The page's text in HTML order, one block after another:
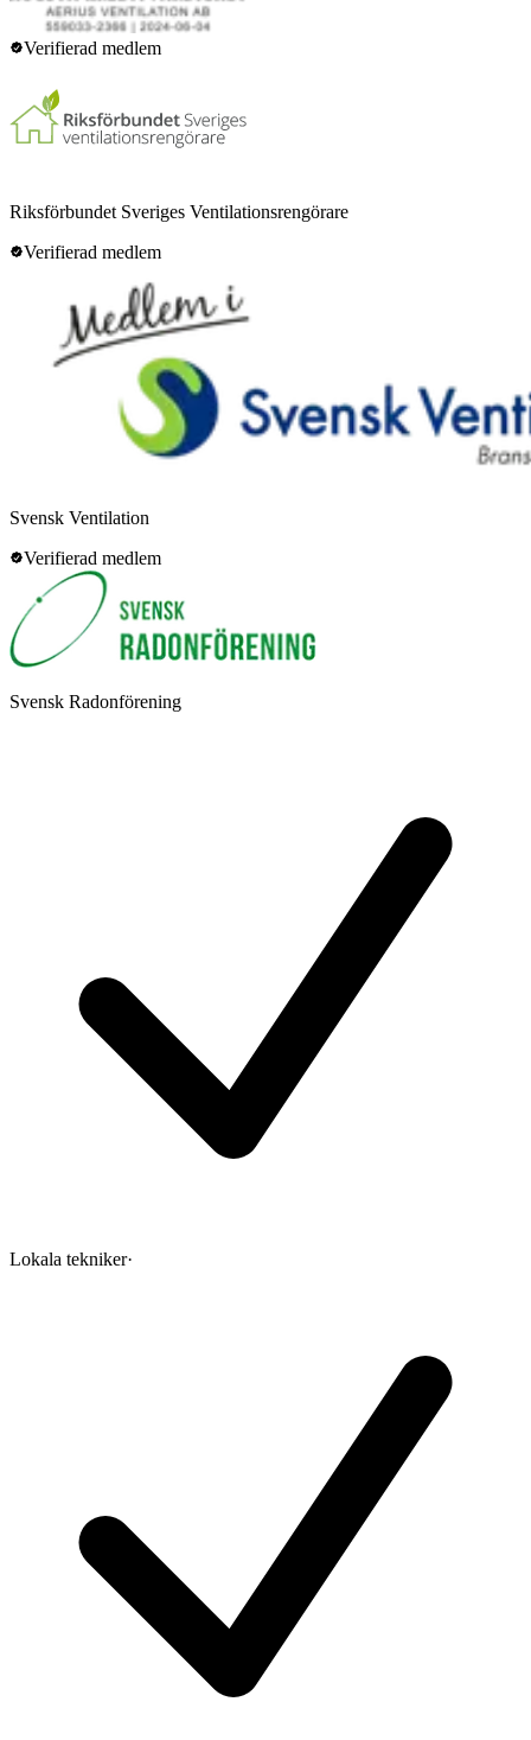
Verifierad medlem
Riksförbundet Sveriges Ventilationsrengörare
Verifierad medlem
Svensk Ventilation
Verifierad medlem
Svensk Radonförening
Lokala tekniker·